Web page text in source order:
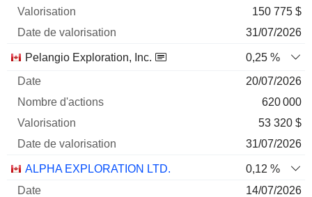
150 775 $
31/07/2026
Pelangio Exploration, Inc.
0,25 %
20/07/2026
620 000
53 320 $
31/07/2026
ALPHA EXPLORATION LTD.
0,12 %
14/07/2026